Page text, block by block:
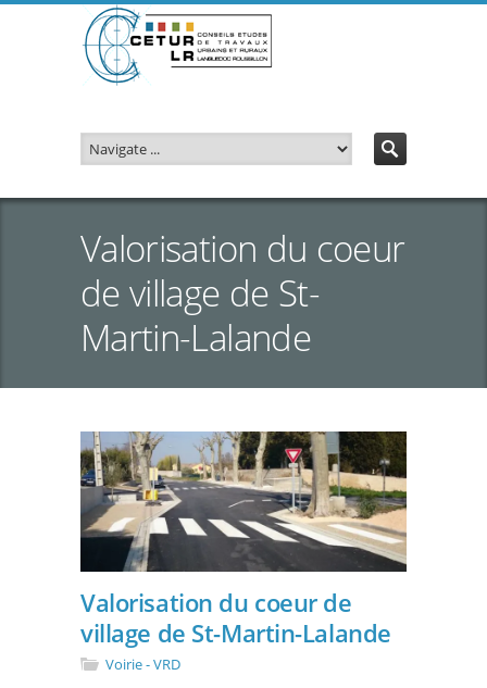
Valorisation du coeur
de village de St-
Martin-Lalande
Valorisation du coeur de
village de St-Martin-Lalande
Voirie - VRD